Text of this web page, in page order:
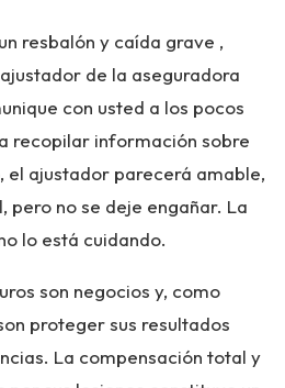
resbalón y caída grave ,
de la aseguradora
con usted a los pocos
recopilar información sobre
el ajustador parecerá amable,
pero no se deje engañar. La
lo está cuidando.
son negocios y, como
proteger sus resultados
La compensación total y